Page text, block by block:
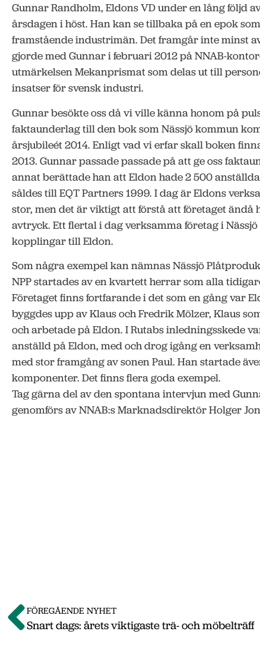
Gunnar Randholm, Eldons VD under en lång följd
årsdagen i höst. Han kan se tillbaka på en epok
framstående industrimän. Det framgår inte minst
gjorde med Gunnar i februari 2012 på NNAB-
utmärkelsen Mekanprismat som delas ut till
insatser för svensk industri.
Gunnar besökte oss då vi ville känna honom på
faktaunderlag till den bok som Nässjö kommun
årsjubileét 2014. Enligt vad vi erfar skall boken
2013. Gunnar passade passade på att ge oss
annat berättade han att Eldon hade 2 500
såldes till EQT Partners 1999. I dag är Eldons
stor, men det är viktigt att förstå att företaget ändå
avtryck. Ett flertal i dag verksamma företag i
kopplingar till Eldon.
Som några exempel kan nämnas Nässjö
NPP startades av en kvartett herrar som alla
Företaget finns fortfarande i det som en gång var
byggdes upp av Klaus och Fredrik Mölzer, Klaus
och arbetade på Eldon. I Rutabs inledningsskede
anställd på Eldon, med och drog igång en
med stor framgång av sonen Paul. Han startade
komponenter. Det finns flera goda exempel.
Tag gärna del av den spontana intervjun med
genomförs av NNAB:s Marknadsdirektör Holger
FÖREGÅENDE NYHET
Snart dags: årets viktigaste trä- och möbelträff